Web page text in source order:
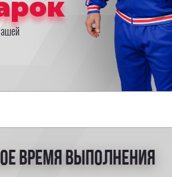
время выполнения